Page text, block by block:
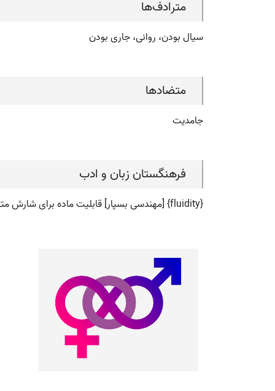
مترادف‌ها
سیال بودن، روانی، جاری بودن
متضادها
جامدیت
فرهنگستان زبان و ادب
{fluidity} [مهندسی بسپار] قابلیت ماده برای شارش متـ. شارگی